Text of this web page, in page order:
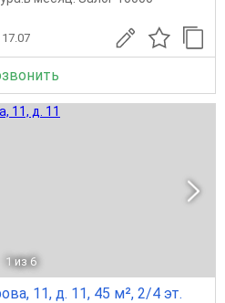
17.07
1 из 6
11, д. 11, 45 м², 2/4 эт.